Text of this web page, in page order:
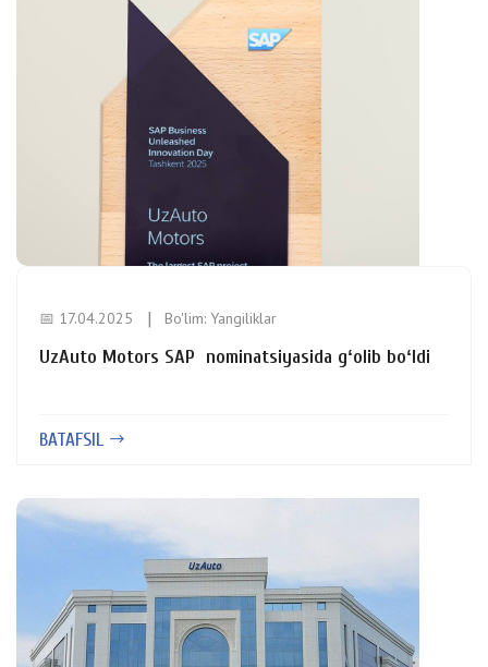
📅 17.04.2025 Bo'lim: Yangiliklar
UzAuto Motors SAP nominatsiyasida gʻolib boʻldi
BATAFSIL